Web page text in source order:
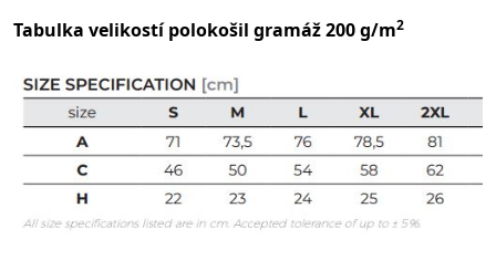
Tabulka velikostí polokošil gramáž 200 g/m2